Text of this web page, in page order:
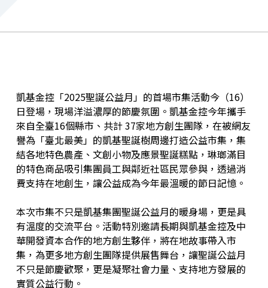
凱基金控「2025聖誕公益月」的首場市集活動今（16）
日登場，現場洋溢濃厚的節慶氛圍。凱基金控今年攜手
來自全臺16個縣市、共計 37家地方創生團隊，在被網友
譽為「臺北最美」的凱基聖誕樹周邊打造公益市集，集
結各地特色農產、文創小物及應景聖誕糕點，琳瑯滿目
的特色商品吸引集團員工與鄰近社區民眾參與，透過消
費支持在地創生，讓公益成為今年最溫暖的節日記憶。
本次市集不只是凱基集團聖誕公益月的暖身場，更是具
有溫度的交流平台。活動特別邀請長期與凱基金控及中
華開發資本合作的地方創生夥伴，將在地故事帶入市
集，為更多地方創生團隊提供展售舞台，讓聖誕公益月
不只是節慶歡聚，更是凝聚社會力量、支持地方發展的
實質公益行動。